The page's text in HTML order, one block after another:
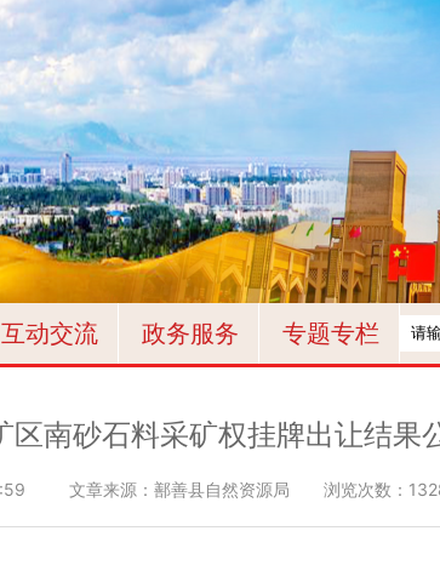
互动交流 政务服务 专题专栏
区南砂石料采矿权挂牌出让结果
文章来源：鄯善县自然资源局 浏览次数：